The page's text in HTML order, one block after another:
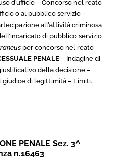
d’ufficio – Concorso nel reato
o al pubblico servizio –
all’attività criminosa
di pubblico servizio
per concorso nel reato
PENALE – Indagine di
della decisione –
giudice di legittimità – Limiti.
PENALE Sez. 3^
n.16463